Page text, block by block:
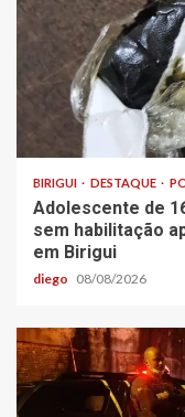
BIRIGUI DESTAQUE
Adolescente de
sem habilitação
em Birigui
diego 08/08/2026